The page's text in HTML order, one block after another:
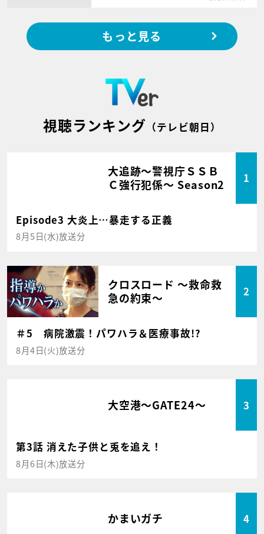
もっと見る
視聴ランキング （テレビ朝日）
大追跡～警視庁ＳＳＢ
Ｃ強行犯係～ Season2
1
Episode3 大炎上…暴走する正義
8月5日(水)放送分
クロスロード ～救命救
急の約束～
2
＃5 病院激震！パワハラ＆医療事故!?
8月4日(火)放送分
大空港～GATE24～ 3
第3話 消えた子供と兎を追え！
8月6日(木)放送分
かまいガチ 4